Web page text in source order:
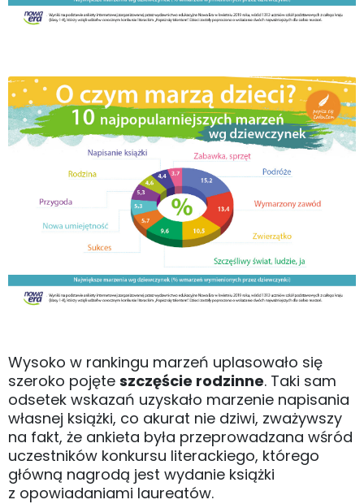
Wysoko w rankingu marzeń uplasowało się
szeroko pojęte szczęście rodzinne. Taki sam
odsetek wskazań uzyskało marzenie napisania
własnej książki, co akurat nie dziwi, zważywszy
na fakt, że ankieta była przeprowadzana wśród
uczestników konkursu literackiego, którego
główną nagrodą jest wydanie książki
z opowiadaniami laureatów.